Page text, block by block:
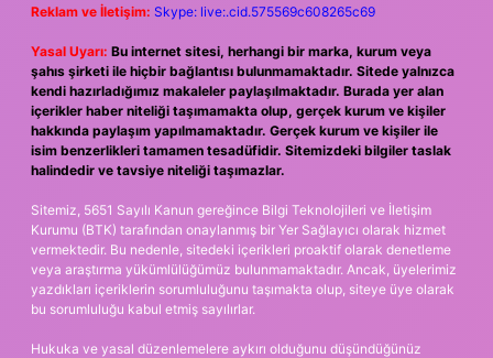
Reklam ve İletişim: Skype: live:.cid.575569c608265c69
Yasal Uyarı: Bu internet sitesi, herhangi bir marka, kurum veya
şahıs şirketi ile hiçbir bağlantısı bulunmamaktadır. Sitede yalnızca
kendi hazırladığımız makaleler paylaşılmaktadır. Burada yer alan
içerikler haber niteliği taşımamakta olup, gerçek kurum ve kişiler
hakkında paylaşım yapılmamaktadır. Gerçek kurum ve kişiler ile
isim benzerlikleri tamamen tesadüfidir. Sitemizdeki bilgiler taslak
halindedir ve tavsiye niteliği taşımazlar.
Sitemiz, 5651 Sayılı Kanun gereğince Bilgi Teknolojileri ve İletişim
Kurumu (BTK) tarafından onaylanmış bir Yer Sağlayıcı olarak hizmet
vermektedir. Bu nedenle, sitedeki içerikleri proaktif olarak denetleme
veya araştırma yükümlülüğümüz bulunmamaktadır. Ancak, üyelerimiz
yazdıkları içeriklerin sorumluluğunu taşımakta olup, siteye üye olarak
bu sorumluluğu kabul etmiş sayılırlar.
Hukuka ve yasal düzenlemelere aykırı olduğunu düşündüğünüz